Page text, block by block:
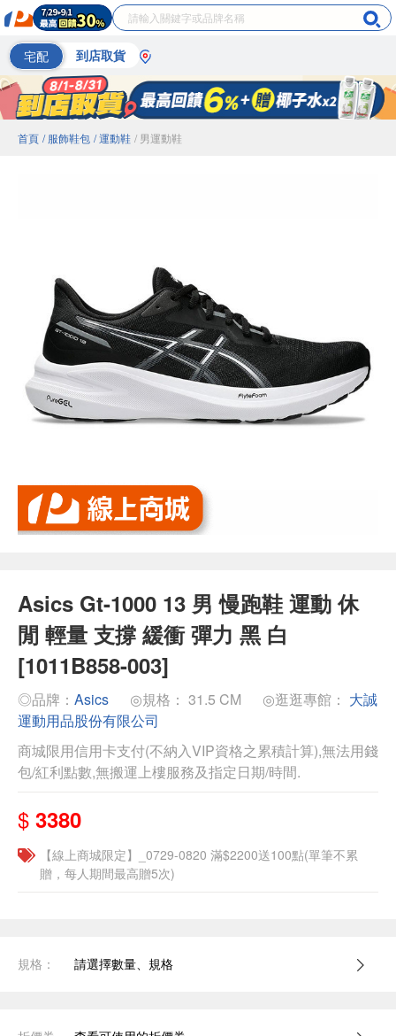
宅配 到店取貨
首頁 / 服飾鞋包 / 運動鞋 / 男運動鞋
Asics Gt-1000 13 男 慢跑鞋 運動 休
閒 輕量 支撐 緩衝 彈力 黑 白
[1011B858-003]
◎品牌： Asics ◎規格： 31.5 CM ◎逛逛專館： 大誠
運動用品股份有限公司
商城限用信用卡支付(不納入VIP資格之累積計算),無法用錢
包/紅利點數,無搬運上樓服務及指定日期/時間.
$ 3380
【線上商城限定】_0729-0820 滿$2200送100點(單筆不累
贈，每人期間最高贈5次)
規格： 請選擇數量、規格